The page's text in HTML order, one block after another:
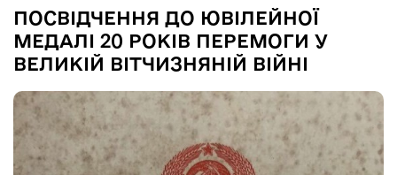
ПОСВІДЧЕННЯ ДО ЮВІЛЕЙНОЇ
МЕДАЛІ 20 РОКІВ ПЕРЕМОГИ У
ВЕЛИКІЙ ВІТЧИЗНЯНІЙ ВІЙНІ